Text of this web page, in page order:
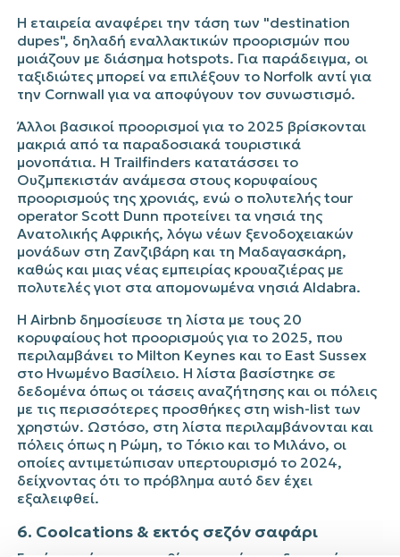
Η εταιρεία αναφέρει την τάση των "destination
dupes", δηλαδή εναλλακτικών προορισμών που
μοιάζουν με διάσημα hotspots. Για παράδειγμα, οι
ταξιδιώτες μπορεί να επιλέξουν το Norfolk αντί για
την Cornwall για να αποφύγουν τον συνωστισμό.
Άλλοι βασικοί προορισμοί για το 2025 βρίσκονται
μακριά από τα παραδοσιακά τουριστικά
μονοπάτια. Η Trailfinders κατατάσσει το
Ουζμπεκιστάν ανάμεσα στους κορυφαίους
προορισμούς της χρονιάς, ενώ ο πολυτελής tour
operator Scott Dunn προτείνει τα νησιά της
Ανατολικής Αφρικής, λόγω νέων ξενοδοχειακών
μονάδων στη Ζανζιβάρη και τη Μαδαγασκάρη,
καθώς και μιας νέας εμπειρίας κρουαζιέρας με
πολυτελές γιοτ στα απομονωμένα νησιά Aldabra.
Η Airbnb δημοσίευσε τη λίστα με τους 20
κορυφαίους hot προορισμούς για το 2025, που
περιλαμβάνει το Milton Keynes και το East Sussex
στο Ηνωμένο Βασίλειο. Η λίστα βασίστηκε σε
δεδομένα όπως οι τάσεις αναζήτησης και οι πόλεις
με τις περισσότερες προσθήκες στη wish-list των
χρηστών. Ωστόσο, στη λίστα περιλαμβάνονται και
πόλεις όπως η Ρώμη, το Τόκιο και το Μιλάνο, οι
οποίες αντιμετώπισαν υπερτουρισμό το 2024,
δείχνοντας ότι το πρόβλημα αυτό δεν έχει
εξαλειφθεί.
6. Coolcations & εκτός σεζόν σαφάρι